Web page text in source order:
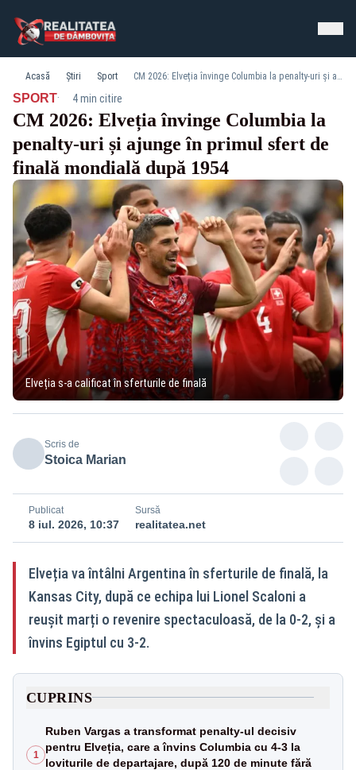
Acasă Știri Sport CM 2026: Elveția învinge Columbia la penalty-uri și ajunge în primul sfert de finală mondială după 1954
SPORT· 4 min citire
CM 2026: Elveția învinge Columbia la
penalty-uri și ajunge în primul sfert de
finală mondială după 1954
Elveția s-a calificat în sferturile de finală
Scris de
Stoica Marian
Publicat
8 iul. 2026, 10:37
Sursă
realitatea.net
Elveția va întâlni Argentina în sferturile de finală, la
Kansas City, după ce echipa lui Lionel Scaloni a
reușit marți o revenire spectaculoasă, de la 0-2, și a
învins Egiptul cu 3-2.
CUPRINS
1
Ruben Vargas a transformat penalty-ul decisiv
pentru Elveția, care a învins Columbia cu 4-3 la
loviturile de departajare, după 120 de minute fără